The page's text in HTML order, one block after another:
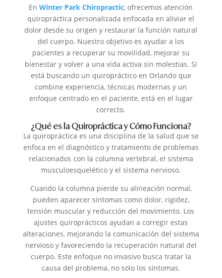
EnWinter Park Chiropractic, ofrecemos atención
quiropráctica personalizada enfocada en aliviar el
dolor desde su origen y restaurar la función natural
del cuerpo. Nuestro objetivo es ayudar a los
pacientes a recuperar su movilidad, mejorar su
bienestar y volver a una vida activa sin molestias. Si
está buscando un quiropráctico en Orlando que
combine experiencia, técnicas modernas y un
enfoque centrado en el paciente, está en el lugar
correcto.
¿Qué es la Quiropráctica y Cómo Funciona?
La quiropráctica es una disciplina de la salud que se
enfoca en el diagnóstico y tratamiento de problemas
relacionados con la columna vertebral, el sistema
musculoesquelético y el sistema nervioso.
Cuando la columna pierde su alineación normal,
pueden aparecer síntomas como dolor, rigidez,
tensión muscular y reducción del movimiento. Los
ajustes quiroprácticos ayudan a corregir estas
alteraciones, mejorando la comunicación del sistema
nervioso y favoreciendo la recuperación natural del
cuerpo. Este enfoque no invasivo busca tratar la
causa del problema, no solo los síntomas.